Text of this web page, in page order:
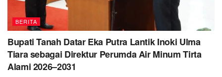
BERITA
Bupati Tanah Datar Eka Putra Lantik Inoki Ulma
Tiara sebagai Direktur Perumda Air Minum Tirta
Alami 2026–2031